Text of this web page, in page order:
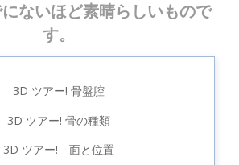
にないほど素晴らしいもので
す。
3D ツアー! 骨盤腔
3D ツアー! 骨の種類
3D ツアー! 面と位置